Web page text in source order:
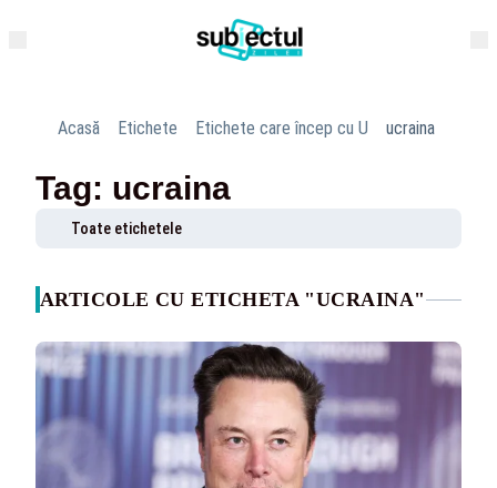
Acasă Etichete Etichete care încep cu U ucraina
Tag: ucraina
Toate etichetele
ARTICOLE CU ETICHETA "UCRAINA"